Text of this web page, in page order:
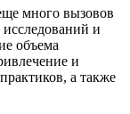
много вызовов
и
объема
и
а также